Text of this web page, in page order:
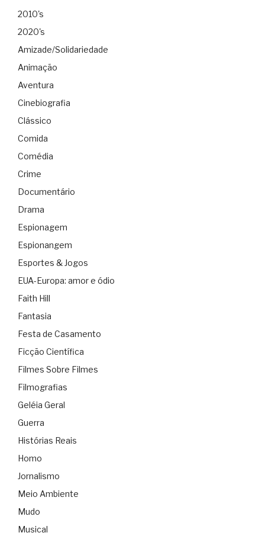
2010's
2020's
Amizade/Solidariedade
Animação
Aventura
Cinebiografia
Clássico
Comida
Comédia
Crime
Documentário
Drama
Espionagem
Espionangem
Esportes & Jogos
EUA-Europa: amor e ódio
Faith Hill
Fantasia
Festa de Casamento
Ficção Científica
Filmes Sobre Filmes
Filmografias
Geléia Geral
Guerra
Histórias Reais
Homo
Jornalismo
Meio Ambiente
Mudo
Musical